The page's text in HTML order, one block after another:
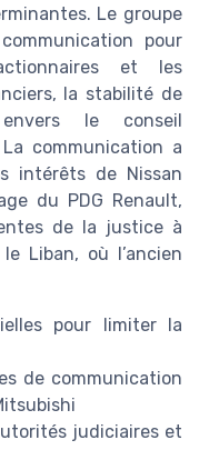
Le groupe
pour
et les
la stabilité de
le conseil
communication a
intérêts de Nissan
du PDG Renault,
de la justice à
Liban, où l’ancien
pour limiter la
de communication
judiciaires et